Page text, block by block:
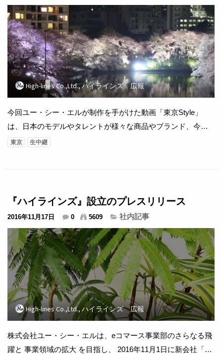
High-lines Co.,Ltd., ハイラインズ 広報
今回ユー・シー・エルが制作を手がけた動画「東京Style」
は、日本のモデルやタレントが様々な商品やブランド、今の
流行などを紹介していく番組。 今回は「東京上野、師走でに
ンフォニア 【Music】 O...
東京 生中継
『ハイラインズ』設立のプレスリリース
2016年11月17日 0 5609 社内記事
High-lines Co.,Ltd., ハイラインズ 広報
株式会社ユー・シー・エルは、eコマース事業部のさらなる飛
躍と 事業領域の拡大 を目指し、 2016年11月1日に新会社「株